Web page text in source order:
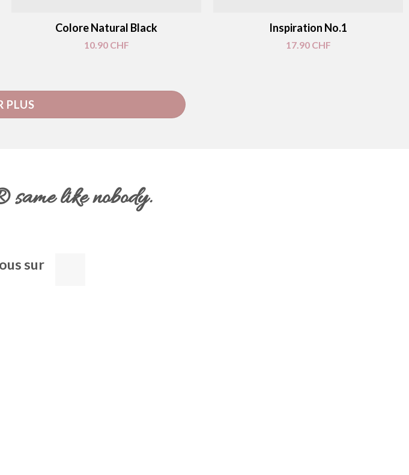
Colore Natural Black
10.90 CHF
Inspiration No.1
17.90 CHF
PLUS
like nobody.
sur